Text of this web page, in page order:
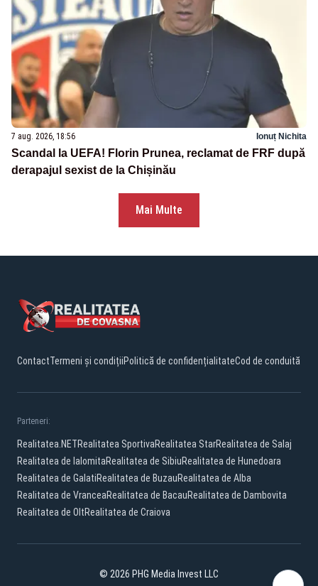
7 aug. 2026, 18:56 Ionuț Nichita
Scandal la UEFA! Florin Prunea, reclamat de FRF după
derapajul sexist de la Chișinău
Mai Multe
ContactTermeni și condițiiPolitică de confidențialitateCod de conduită
Parteneri:
Realitatea.NETRealitatea SportivaRealitatea StarRealitatea de Salaj
Realitatea de IalomitaRealitatea de SibiuRealitatea de Hunedoara
Realitatea de GalatiRealitatea de BuzauRealitatea de Alba
Realitatea de VranceaRealitatea de BacauRealitatea de Dambovita
Realitatea de OltRealitatea de Craiova
© 2026 PHG Media Invest LLC